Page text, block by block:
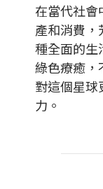
在當代社
產和消費
種全面的生
綠色療癒，
對這個星
力。